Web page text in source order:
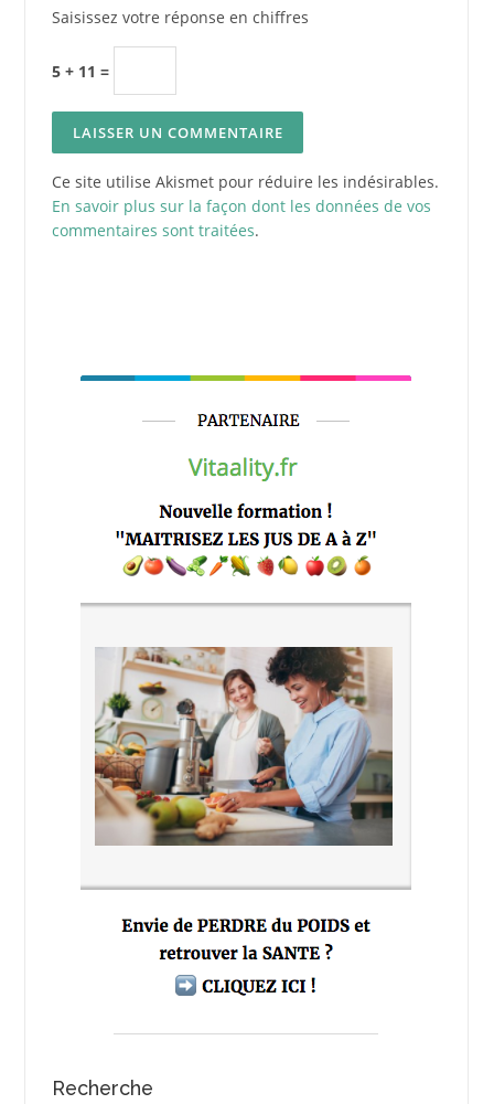
Saisissez votre réponse en chiffres
5 + 11 =
Ce site utilise Akismet pour réduire les indésirables.
En savoir plus sur la façon dont les données de vos
commentaires sont traitées.
Recherche